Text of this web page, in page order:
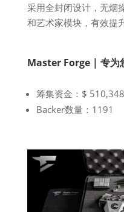
采用全封闭设计，无烟
和艺术家模块，有效提
Master Forge | 专为
筹集资金：$ 510,348
Backer数量：1191